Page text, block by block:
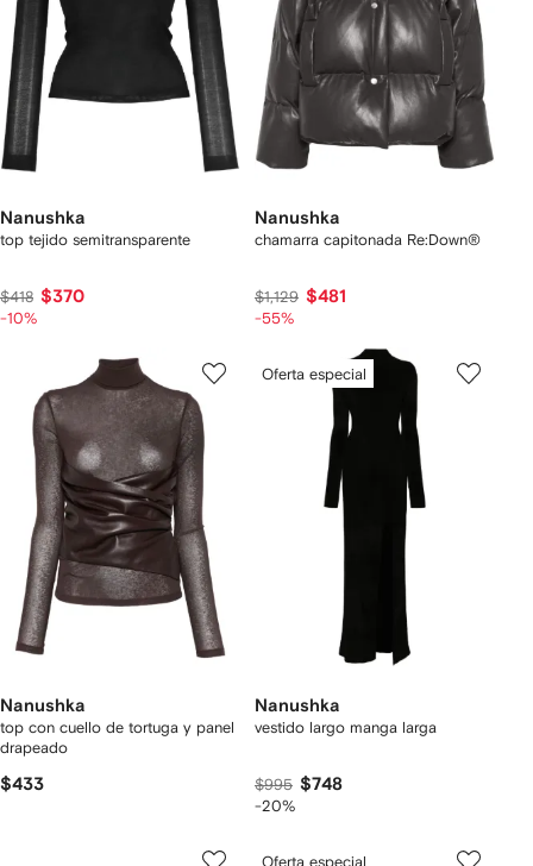
Nanushka
top tejido semitransparente
$418 $370
-10%
Nanushka
chamarra capitonada Re:Down®
$1,129 $481
-55%
Nanushka
top con cuello de tortuga y panel
drapeado
$433
Oferta especial
Nanushka
vestido largo manga larga
$995 $748
-20%
Oferta especial